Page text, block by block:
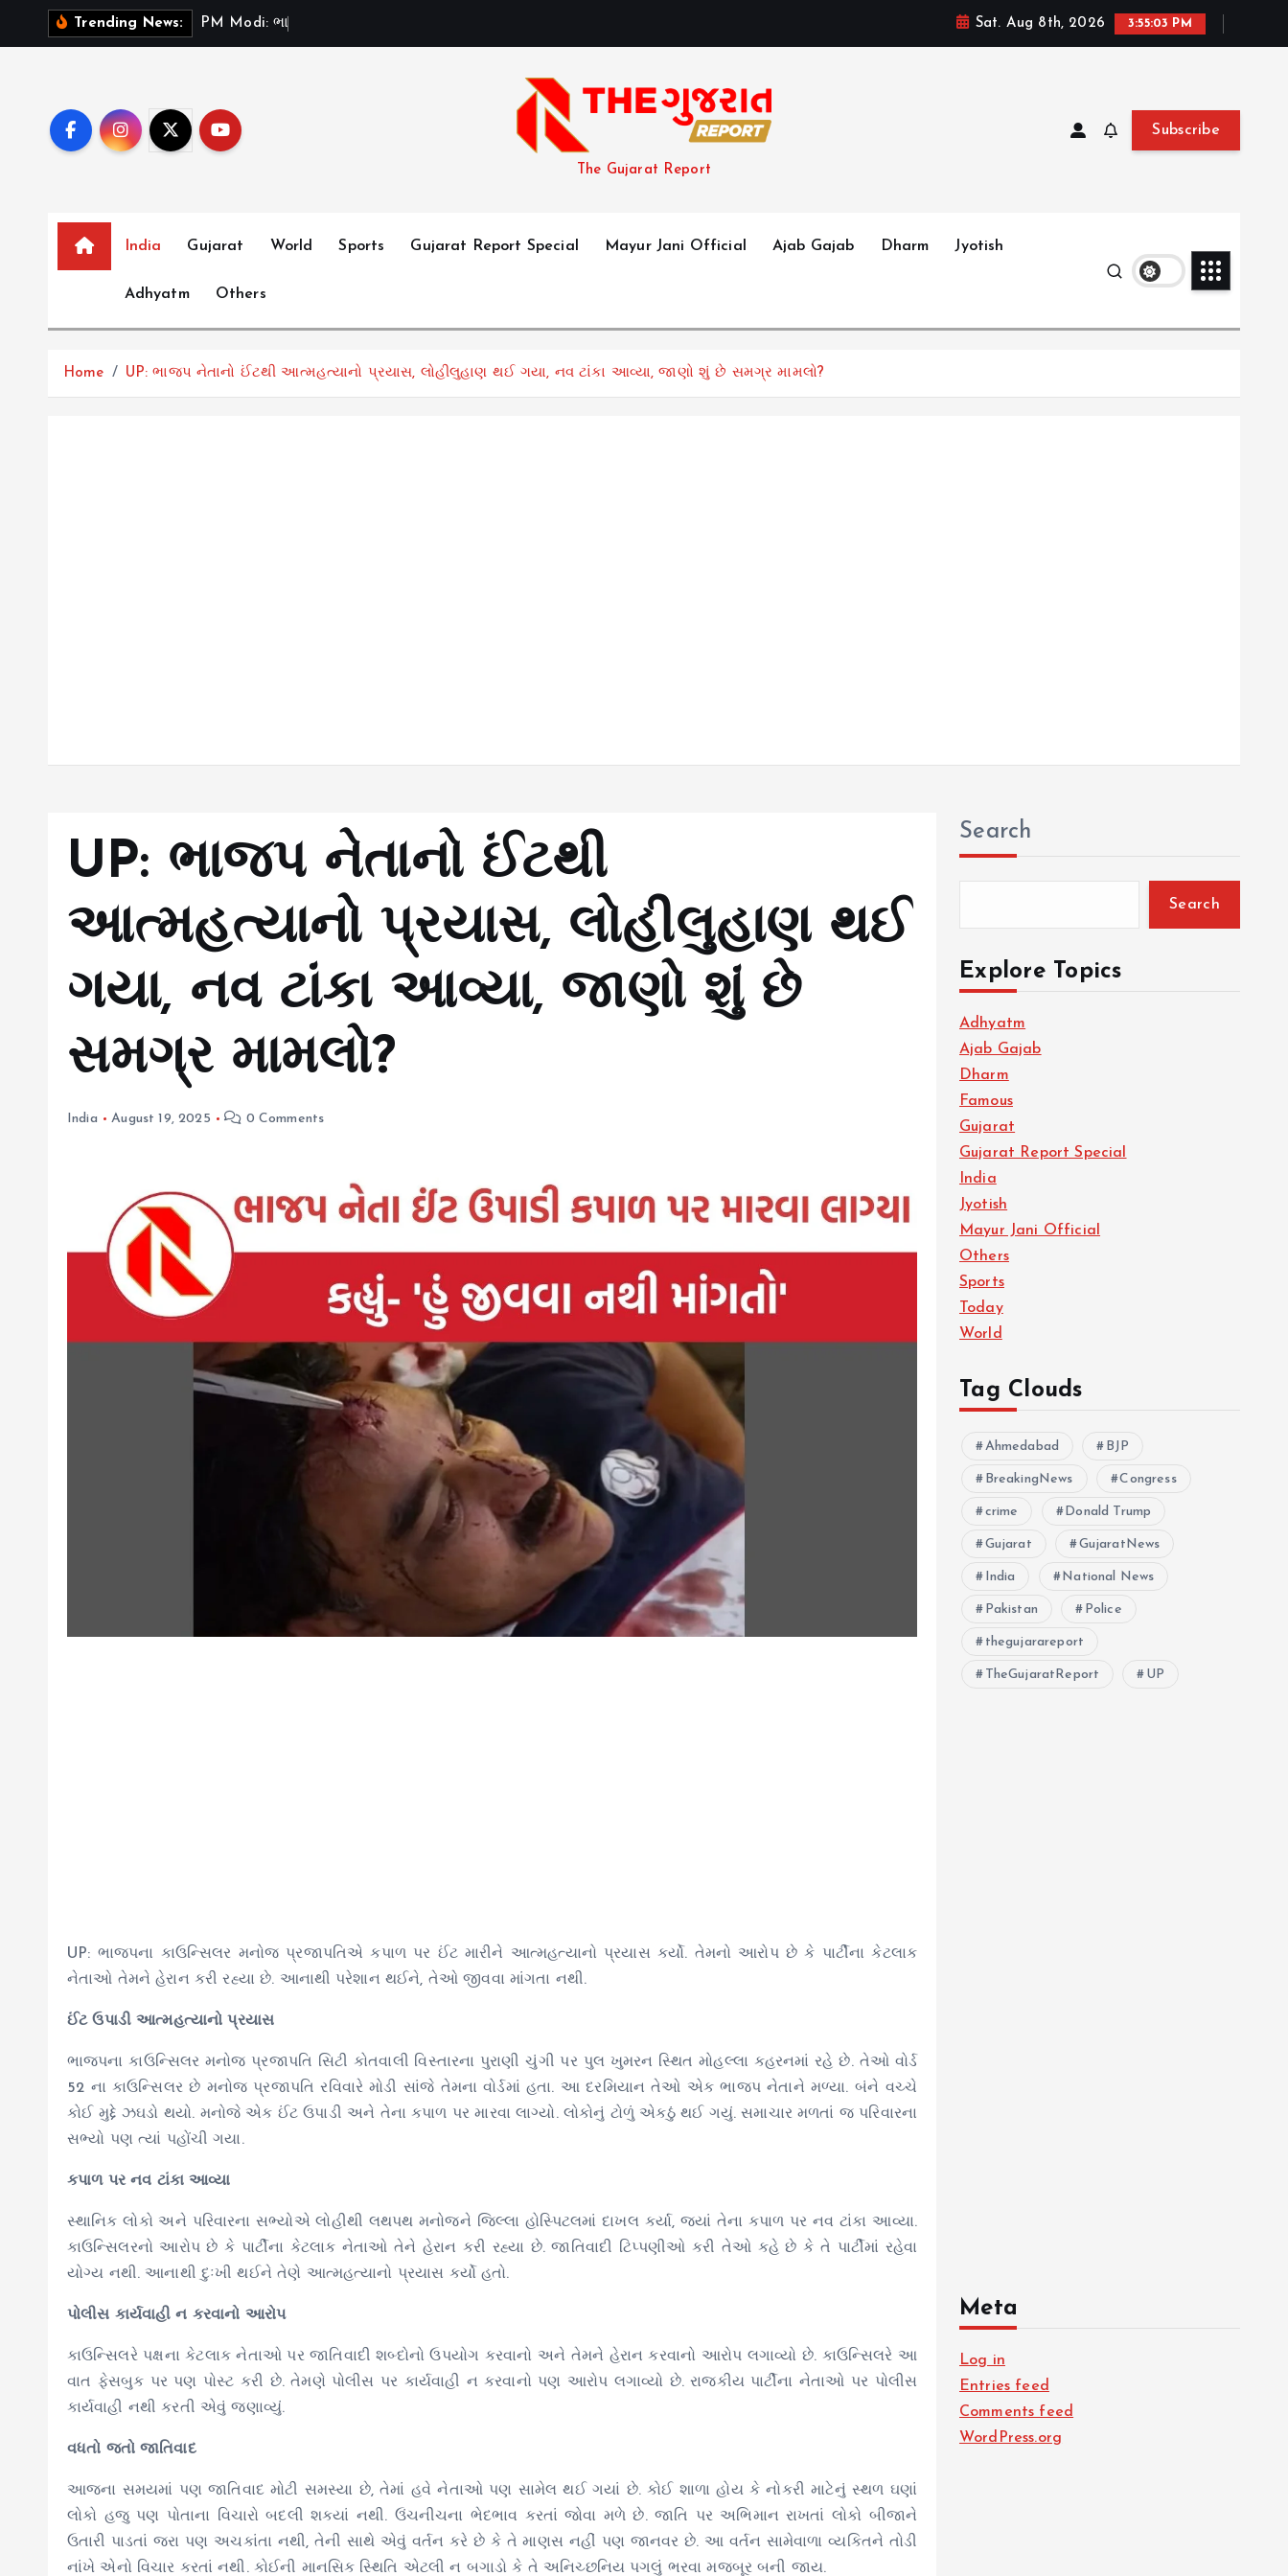
Trending News: P M M o d i: ભ Sat. Aug 8th, 2026 3:55:04 PM
The Gujarat Report
Subscribe
India Gujarat World Sports Gujarat Report Special Mayur Jani Official Ajab Gajab Dharm Jyotish
Adhyatm Others
Home UP: ભાજપ નેતાનો ઈંટથી આત્મહત્યાનો પ્રયાસ, લોહીલુહાણ થઈ ગયા, નવ ટાંકા આવ્યા, જાણો શું છે સમગ્ર મામલો?
UP: ભાજપ નેતાનો ઈંટથી
આત્મહત્યાનો પ્રયાસ, લોહીલુહાણ થઈ
ગયા, નવ ટાંકા આવ્યા, જાણો શું છે
સમગ્ર મામલો?
India August 19, 2025 0 Comments
UP: ભાજપના કાઉન્સિલર મનોજ પ્રજાપતિએ કપાળ પર ઈંટ મારીને આત્મહત્યાનો પ્રયાસ કર્યો. તેમનો આરોપ છે કે પાર્ટીના કેટલાક
નેતાઓ તેમને હેરાન કરી રહ્યા છે. આનાથી પરેશાન થઈને, તેઓ જીવવા માંગતા નથી.
ઈંટ ઉપાડી આત્મહત્યાનો પ્રયાસ
ભાજપના કાઉન્સિલર મનોજ પ્રજાપતિ સિટી કોતવાલી વિસ્તારના પુરાણી ચુંગી પર પુલ ખુમરન સ્થિત મોહલ્લા કહરનમાં રહે છે. તેઓ વોર્ડ
52 ના કાઉન્સિલર છે મનોજ પ્રજાપતિ રવિવારે મોડી સાંજે તેમના વોર્ડમાં હતા. આ દરમિયાન તેઓ એક ભાજપ નેતાને મળ્યા. બંને વચ્ચે
કોઈ મુદ્દે ઝઘડો થયો. મનોજે એક ઈંટ ઉપાડી અને તેના કપાળ પર મારવા લાગ્યો. લોકોનું ટોળું એકઠું થઈ ગયું. સમાચાર મળતાં જ પરિવારના
સભ્યો પણ ત્યાં પહોંચી ગયા.
કપાળ પર નવ ટાંકા આવ્યા
સ્થાનિક લોકો અને પરિવારના સભ્યોએ લોહીથી લથપથ મનોજને જિલ્લા હોસ્પિટલમાં દાખલ કર્યા, જ્યાં તેના કપાળ પર નવ ટાંકા આવ્યા.
કાઉન્સિલરનો આરોપ છે કે પાર્ટીના કેટલાક નેતાઓ તેને હેરાન કરી રહ્યા છે. જાતિવાદી ટિપ્પણીઓ કરી તેઓ કહે છે કે તે પાર્ટીમાં રહેવા
યોગ્ય નથી. આનાથી દુઃખી થઈને તેણે આત્મહત્યાનો પ્રયાસ કર્યો હતો.
પોલીસ કાર્યવાહી ન કરવાનો આરોપ
કાઉન્સિલરે પક્ષના કેટલાક નેતાઓ પર જાતિવાદી શબ્દોનો ઉપયોગ કરવાનો અને તેમને હેરાન કરવાનો આરોપ લગાવ્યો છે. કાઉન્સિલરે આ
વાત ફેસબુક પર પણ પોસ્ટ કરી છે. તેમણે પોલીસ પર કાર્યવાહી ન કરવાનો પણ આરોપ લગાવ્યો છે. રાજકીય પાર્ટીના નેતાઓ પર પોલીસ
કાર્યવાહી નથી કરતી એવું જણાવ્યું.
વધતો જતો જાતિવાદ
આજના સમયમાં પણ જાતિવાદ મોટી સમસ્યા છે, તેમાં હવે નેતાઓ પણ સામેલ થઈ ગયાં છે. કોઈ શાળા હોય કે નોકરી માટેનું સ્થળ ઘણાં
લોકો હજુ પણ પોતાના વિચારો બદલી શકયાં નથી. ઉંચનીચના ભેદભાવ કરતાં જોવા મળે છે. જાતિ પર અભિમાન રાખતાં લોકો બીજાને
ઉતારી પાડતાં જરા પણ અચકાંતા નથી, તેની સાથે એવું વર્તન કરે છે કે તે માણસ નહીં પણ જાનવર છે. આ વર્તન સામેવાળા વ્યકિતને તોડી
નાંખે એનો વિચાર કરતાં નથી. કોઈની માનસિક સ્થિતિ એટલી ન બગાડો કે તે અનિચ્છનિય પગલું ભરવા મજબૂર બની જાય.
Search
Search
Explore Topics
Adhyatm
Ajab Gajab
Dharm
Famous
Gujarat
Gujarat Report Special
India
Jyotish
Mayur Jani Official
Others
Sports
Today
World
Tag Clouds
Ahmedabad BJP
BreakingNews Congress
crime Donald Trump
Gujarat GujaratNews
India National News
Pakistan Police
thegujarareport
TheGujaratReport UP
Meta
Log in
Entries feed
Comments feed
WordPress.org